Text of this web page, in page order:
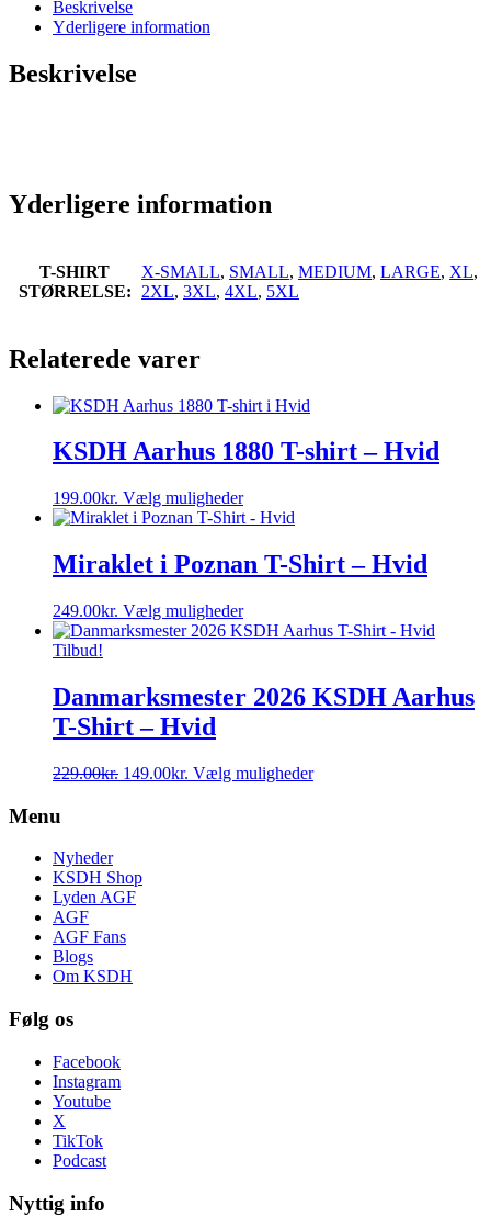
Beskrivelse
Yderligere information
Beskrivelse
Yderligere information
T-SHIRT
STØRRELSE:
X-SMALL, SMALL, MEDIUM, LARGE, XL,
2XL, 3XL, 4XL, 5XL
Relaterede varer
KSDH Aarhus 1880 T-shirt – Hvid
199.00kr. Vælg mulighederDette
vare
flere
varianter.
kan
vælges
Miraklet i Poznan T-Shirt – Hvid
249.00kr. Vælg mulighederDette
vare
varianter.
Mulighederne
på
varesiden
Tilbud!
Danmarksmester 2026 KSDH Aarhus
T-Shirt – Hvid
229.00kr. Den
149.00kr. Den
Vælg mulighederDette
Menu
Nyheder
KSDH Shop
Lyden AGF
AGF
AGF Fans
Blogs
Om KSDH
Følg os
Facebook
Instagram
Youtube
X
TikTok
Podcast
Nyttig info